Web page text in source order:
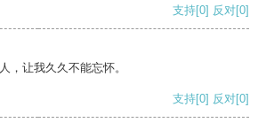
支持[0] 反对[0]
，让我久久不能忘怀。
支持[0] 反对[0]